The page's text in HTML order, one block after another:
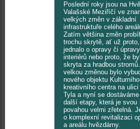
Poslední roky jsou na
Valašské Meziříčí ve
velkých změn v základní
infrastruktuře celého
Zatím většina změn
trochu skrytě, ať už
jednalo o opravy či úpravy
interiérů nebo proto, že
skryta za hradbou
velkou změnou bylo
nového objektu
kreativního centra na
Tyla a nyní se
další etapy, která je svou
povahou velmi zřetelná.
o komplexní revitalizaci
a areálu hvězdárny.